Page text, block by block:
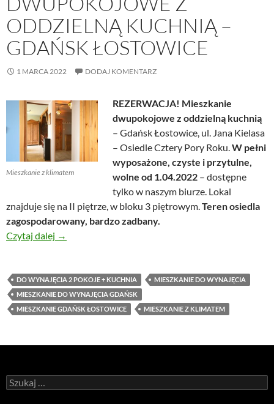
ODDZIELNĄ KUCHNIĄ –
GDAŃSK ŁOSTOWICE
1 MARCA 2022 DODAJ KOMENTARZ
Mieszkanie z klimatem
REZERWACJA! Mieszkanie
dwupokojowe z oddzielną kuchnią
– Gdańsk Łostowice, ul. Jana Kielasa
– Osiedle Cztery Pory Roku.W pełni
wyposażone, czyste i przytulne,
wolne od 1.04.2022 – dostępne
tylko w naszym biurze. Lokal
znajduje się na II piętrze, w bloku 3 piętrowym.Teren osiedla
zagospodarowany, bardzo zadbany.
Czytaj dalej Mieszkanie dwupokojowe z oddzielną kuchnią –
→
DO WYNAJĘCIA 2 POKOJE + KUCHNIA
MIESZKANIE DO WYNAJĘCIA
MIESZKANIE DO WYNAJĘCIA GDAŃSK
MIESZKANIE GDAŃSK ŁOSTOWICE
MIESZKANIE Z KLIMATEM
Szukaj: